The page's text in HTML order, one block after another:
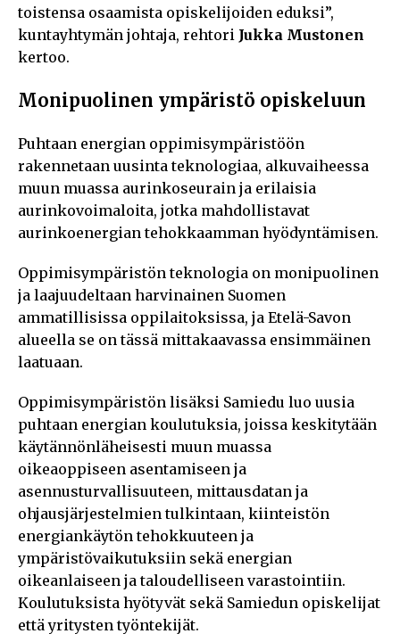
toistensa osaamista opiskelijoiden eduksi”,
kuntayhtymän johtaja, rehtori Jukka Mustonen
kertoo.
Monipuolinen ympäristö opiskeluun
Puhtaan energian oppimisympäristöön
rakennetaan uusinta teknologiaa, alkuvaiheessa
muun muassa aurinkoseurain ja erilaisia
aurinkovoimaloita, jotka mahdollistavat
aurinkoenergian tehokkaamman hyödyntämisen.
Oppimisympäristön teknologia on monipuolinen
ja laajuudeltaan harvinainen Suomen
ammatillisissa oppilaitoksissa, ja Etelä-Savon
alueella se on tässä mittakaavassa ensimmäinen
laatuaan.
Oppimisympäristön lisäksi Samiedu luo uusia
puhtaan energian koulutuksia, joissa keskitytään
käytännönläheisesti muun muassa
oikeaoppiseen asentamiseen ja
asennusturvallisuuteen, mittausdatan ja
ohjausjärjestelmien tulkintaan, kiinteistön
energiankäytön tehokkuuteen ja
ympäristövaikutuksiin sekä energian
oikeanlaiseen ja taloudelliseen varastointiin.
Koulutuksista hyötyvät sekä Samiedun opiskelijat
että yritysten työntekijät.